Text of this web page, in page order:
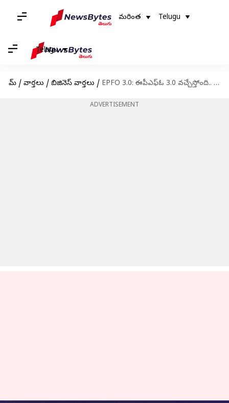
మరింత Telugu
Telugu
హోమ్ / వార్తలు / బిజినెస్ వార్తలు / EPFO 3.0: ఈపీఎఫ్‌ఓ 3.0 వచ్చేస్తోంది.. కీలక వివరాలు వెల్లడించిన కేంద్రమంత్రి మన్‌సుఖ్‌ మాండవీయ
ADVERTISEMENT